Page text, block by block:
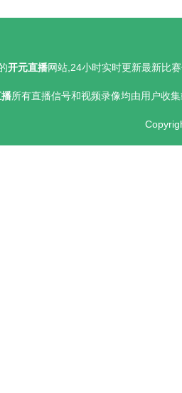
开元直播网站,24小时实时更新最新比
所有直播信号和视频录像均由用户收